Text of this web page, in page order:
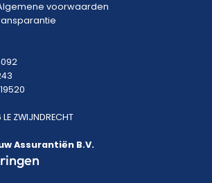
voorwaarden
ZWIJNDRECHT
Assurantiën B.V.